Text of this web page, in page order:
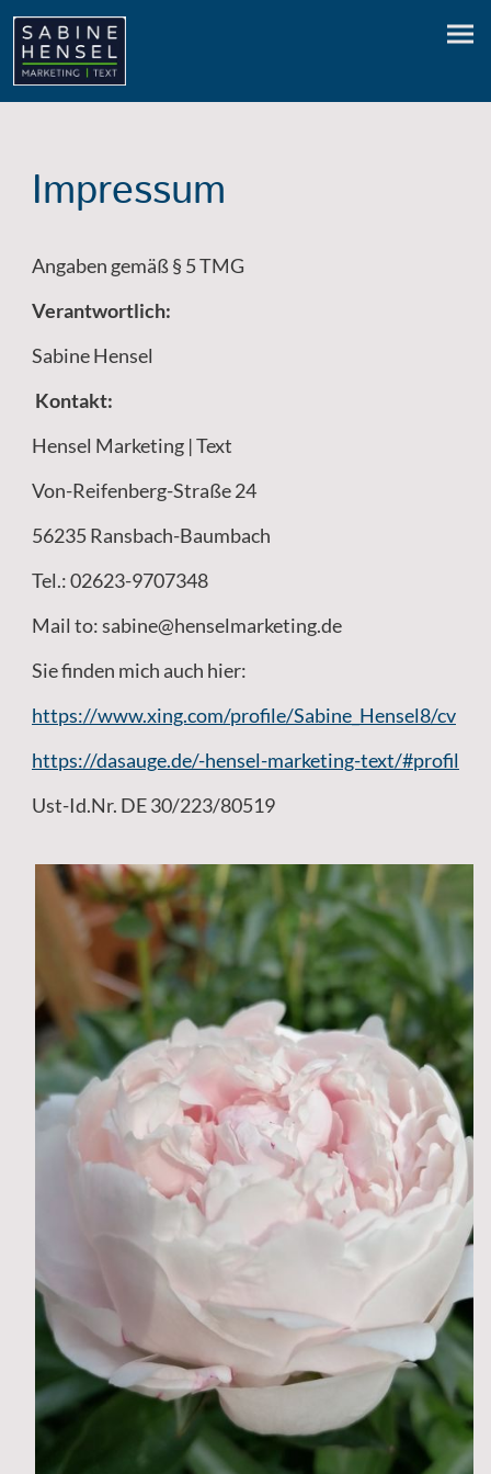
Impressum
Angaben gemäß § 5 TMG
Verantwortlich:
Sabine Hensel
Kontakt:
Hensel Marketing | Text
Von-Reifenberg-Straße 24
56235 Ransbach-Baumbach
Tel.: 02623-9707348
Mail to: sabine@henselmarketing.de
Sie finden mich auch hier:
https://www.xing.com/profile/Sabine_Hensel8/cv
https://dasauge.de/-hensel-marketing-text/#profil
Ust-Id.Nr. DE 30/223/80519